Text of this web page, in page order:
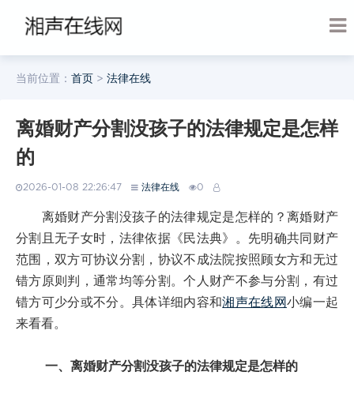
当前位置： 首页 > 法律在线
离婚财产分割没孩子的法律规定是怎样
的
2026-01-08 22:26:47 法律在线 0
离婚财产分割没孩子的法律规定是怎样的？离婚财产
分割且无子女时，法律依据《民法典》。先明确共同财产
范围，双方可协议分割，协议不成法院按照顾女方和无过
错方原则判，通常均等分割。个人财产不参与分割，有过
错方可少分或不分。具体详细内容和湘声在线网小编一起
来看看。
一、离婚财产分割没孩子的法律规定是怎样的